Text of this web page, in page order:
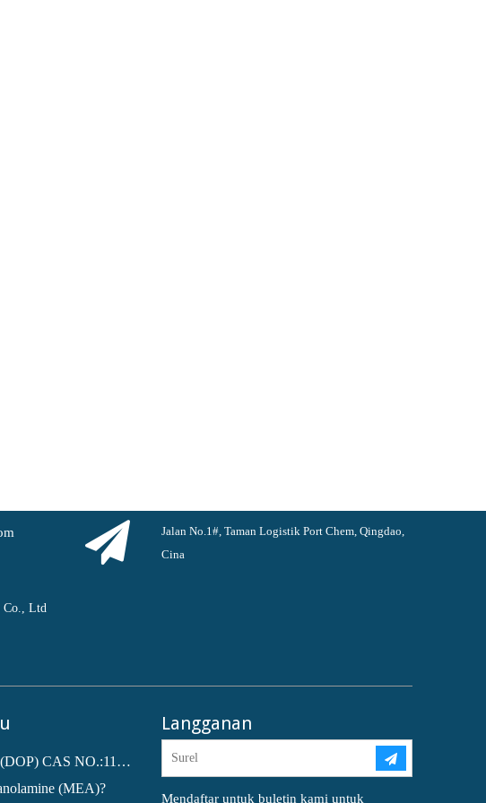
Jalan No.1#, Taman Logistik Port Chem, Qingdao,
Cina
Co., Ltd
Dioctyl phthalate (DOP) CAS NO.:117-81-7
(MEA)?
Langganan
Mendaftar untuk buletin kami untuk